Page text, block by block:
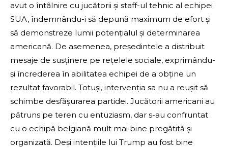
avut o întâlnire cu jucătorii și staff-ul tehnic al echipei
SUA, îndemnându-i să depună maximum de efort și
să demonstreze lumii potențialul și determinarea
americană. De asemenea, președintele a distribuit
mesaje de susținere pe rețelele sociale, exprimându-
și încrederea în abilitatea echipei de a obține un
rezultat favorabil. Totuși, intervenția sa nu a reușit să
schimbe desfășurarea partidei. Jucătorii americani au
pătruns pe teren cu entuziasm, dar s-au confruntat
cu o echipă belgiană mult mai bine pregătită și
organizată. Deși intențiile lui Trump au fost bine